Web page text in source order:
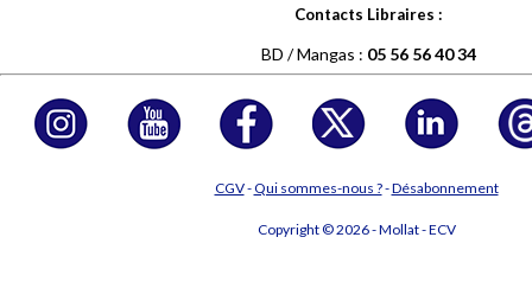
Contacts Libraires :
BD / Mangas : 05 56 56 40 34
CGV-Qui sommes-nous ?-Désabonnement
Copyright © 2026 - Mollat - ECV